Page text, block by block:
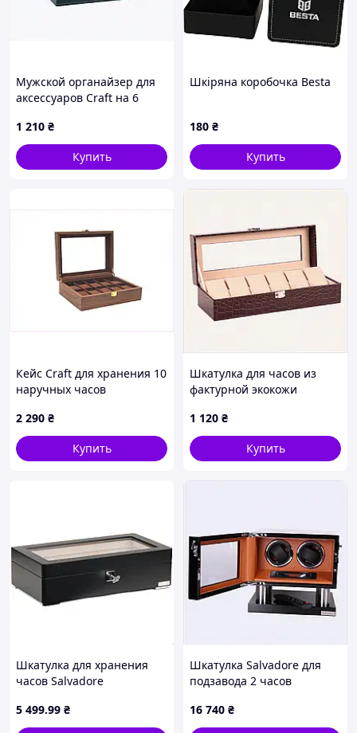
Мужской органайзер для
аксессуаров Craft на 6
1 210 ₴
Купить
Шкіряна коробочка Besta
180 ₴
Купить
Кейс Craft для хранения 10
наручных часов
2 290 ₴
Купить
Шкатулка для часов из
фактурной экокожи
1 120 ₴
Купить
Шкатулка для хранения
часов Salvadore
(WB/3420/4.BL-TAN) D15-
2026
5 499.99 ₴
Шкатулка Salvadore для
подзавода 2 часов
мм Черно-коричневый,
88PK3A4262
16 740 ₴